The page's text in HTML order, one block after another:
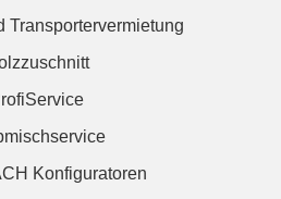
Transportervermietung
Konfiguratoren